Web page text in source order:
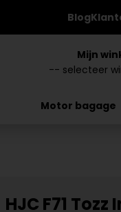
Blog
Mijn
Motor bagage
HJC F71